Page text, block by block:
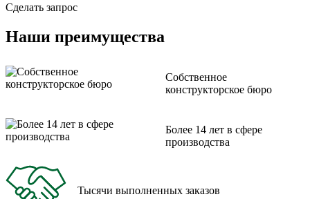
Сделать запрос
Наши преимущества
Собственное
конструкторское бюро
Более 14 лет в сфере
производства
Тысячи выполненных заказов